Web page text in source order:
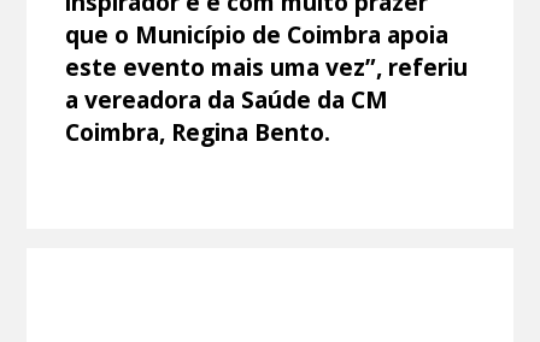
que o Município de Coimbra apoia
este evento mais uma vez”, referiu
a vereadora da Saúde da CM
Coimbra, Regina Bento.